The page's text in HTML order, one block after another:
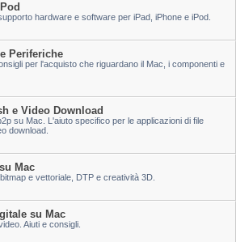
hardware e software per iPad, iPhone e iPod.
Periferiche
per l'acquisto che riguardano il Mac, i componenti e
e Video Download
su Mac. L'aiuto specifico per le applicazioni di file
download.
Mac
e vettoriale, DTP e creatività 3D.
su Mac
Aiuti e consigli.